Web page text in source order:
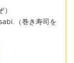
（巻き寿司を